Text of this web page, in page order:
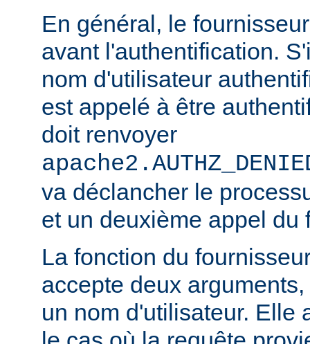
En général, le
avant l'authentification.
nom d'utilisateur
est appelé à être
doit renvoyer
va déclancher le
et un deuxième appel du
La fonction du
accepte deux
un nom d'utilisateur. Elle